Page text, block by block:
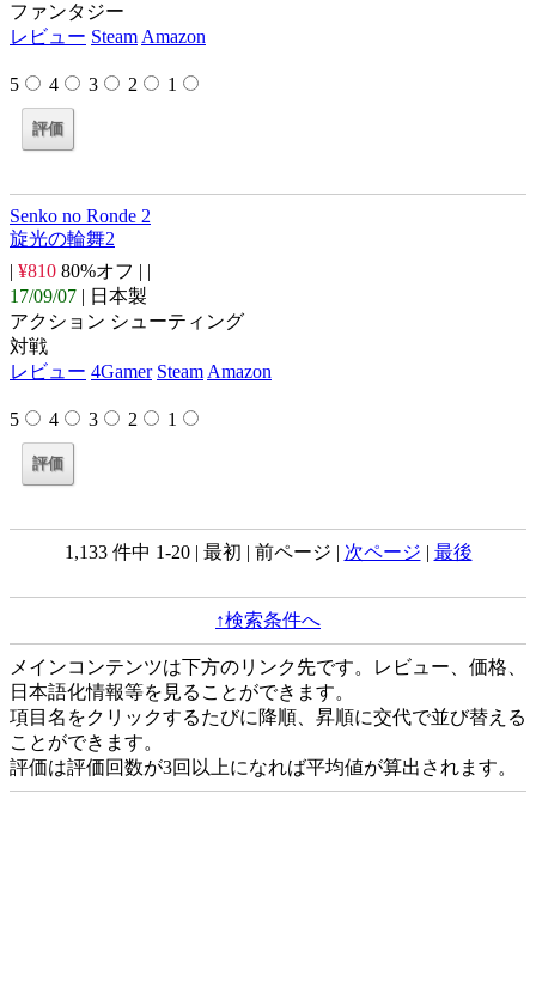
ファンタジー
レビュー Steam Amazon
5 4 3 2 1
Senko no Ronde 2
旋光の輪舞2
| ¥810 80%オフ | |
17/09/07 | 日本製
アクション シューティング
対戦
レビュー 4Gamer Steam Amazon
5 4 3 2 1
1,133 件中 1-20 | 最初 | 前ページ | 次ページ | 最後
↑検索条件へ
メインコンテンツは下方のリンク先です。レビュー、価格、
日本語化情報等を見ることができます。
項目名をクリックするたびに降順、昇順に交代で並び替える
ことができます。
評価は評価回数が3回以上になれば平均値が算出されます。